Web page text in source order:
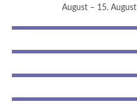
August – 15. August